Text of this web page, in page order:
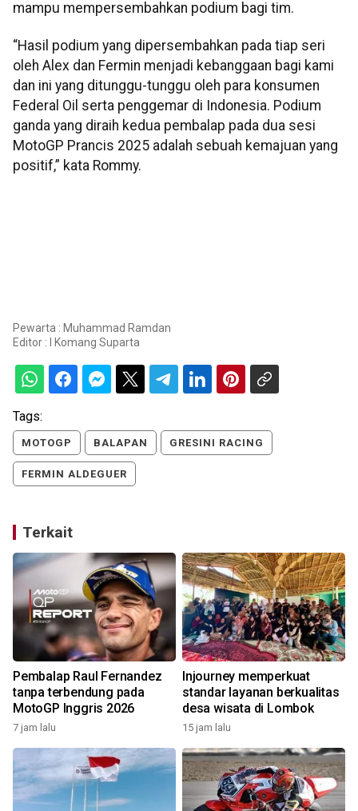
mampu mempersembahkan podium bagi tim.
“Hasil podium yang dipersembahkan pada tiap seri
oleh Alex dan Fermin menjadi kebanggaan bagi kami
dan ini yang ditunggu-tunggu oleh para konsumen
Federal Oil serta penggemar di Indonesia. Podium
ganda yang diraih kedua pembalap pada dua sesi
MotoGP Prancis 2025 adalah sebuah kemajuan yang
positif,” kata Rommy.
Pewarta : Muhammad Ramdan
Editor :
I Komang Suparta
Tags:
MOTOGP BALAPAN GRESINI RACING
FERMIN ALDEGUER
Terkait
Pembalap Raul Fernandez
tanpa terbendung pada
MotoGP Inggris 2026
7 jam lalu
Injourney memperkuat
standar layanan berkualitas
desa wisata di Lombok
15 jam lalu